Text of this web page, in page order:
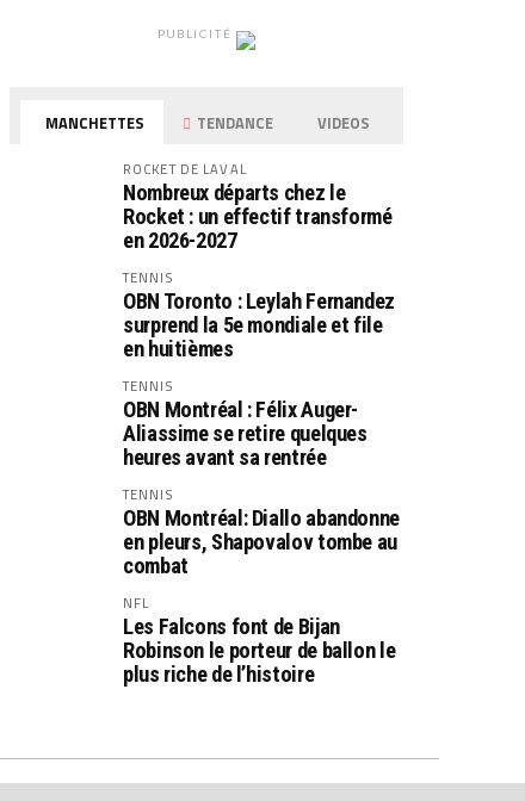
PUBLICITÉ
MANCHETTES TENDANCE VIDEOS
ROCKET DE LAVAL
Nombreux départs chez le
Rocket : un effectif transformé
en 2026-2027
TENNIS
OBN Toronto : Leylah Fernandez
surprend la 5e mondiale et file
en huitièmes
TENNIS
OBN Montréal : Félix Auger-
Aliassime se retire quelques
heures avant sa rentrée
TENNIS
OBN Montréal: Diallo abandonne
en pleurs, Shapovalov tombe au
combat
NFL
Les Falcons font de Bijan
Robinson le porteur de ballon le
plus riche de l’histoire